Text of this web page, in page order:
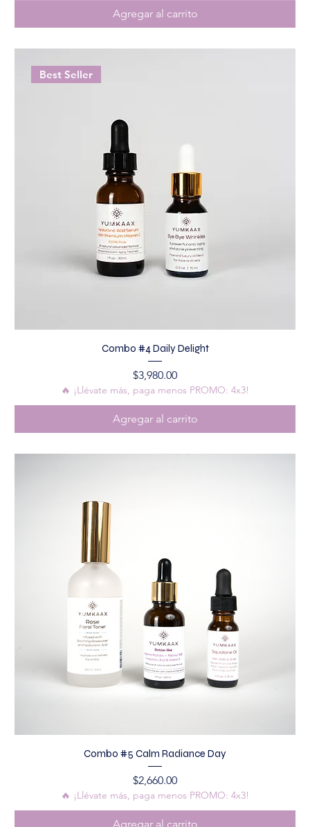
Agregar al carrito
Best Seller
Combo #4 Daily Delight
Precio
$3,980.00
🔥 ¡Llévate más, paga menos PROMO: 4x3!
Agregar al carrito
Combo #5 Calm Radiance Day
Precio
$2,660.00
🔥 ¡Llévate más, paga menos PROMO: 4x3!
Agregar al carrito